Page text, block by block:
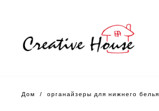
Дом / органайзеры для нижнего белья